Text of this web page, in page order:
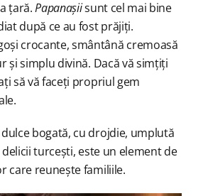
țară.Papanașiisunt cel mai bine
după ce au fost prăjiți.
crocante, smântână cremoasă
și simplu divină. Dacă vă simțiți
să vă faceți propriul gem
bogată, cu drojdie, umplută
turcești, este un element de
care reunește familiile.